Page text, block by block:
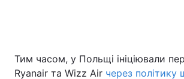
Тим часом, у Польщі ініціювали
Ryanair та Wizz Air через